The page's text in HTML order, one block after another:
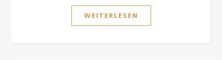
WEITERLESEN